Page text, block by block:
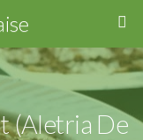
(Aletria De